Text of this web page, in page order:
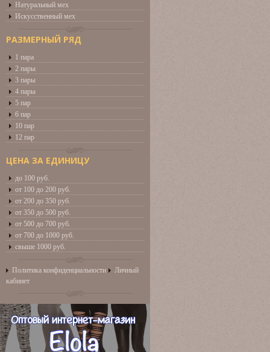
Натуральный мех
Искусственный мех
РАЗМЕРНЫЙ РЯД
1 пара
2 пары
3 пары
4 пары
5 пар
6 пар
10 пар
12 пар
ЦЕНА ЗА ЕДИНИЦУ
до 100 руб.
от 100 до 200 руб.
от 200 до 350 руб.
от 350 до 500 руб.
от 500 до 700 руб.
от 700 до 1000 руб.
свыше 1000 руб.
Политика конфиденциальности
Личный
кабинет